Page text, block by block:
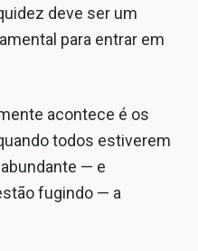
deve ser um
para entrar em
acontece é os
todos estiverem
— e
fugindo — a